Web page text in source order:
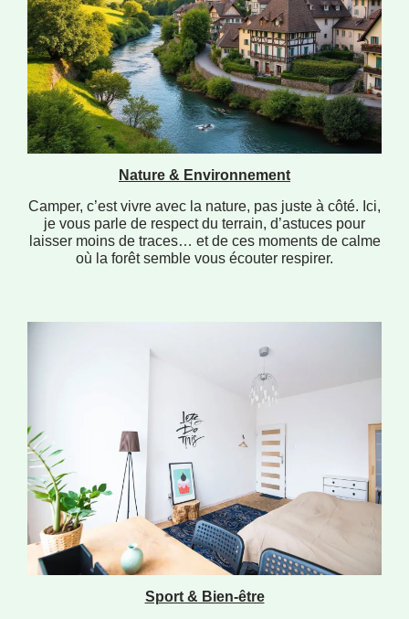
Nature & Environnement
Camper, c’est vivre avec la nature, pas juste à côté. Ici,
je vous parle de respect du terrain, d’astuces pour
laisser moins de traces… et de ces moments de calme
où la forêt semble vous écouter respirer.
Sport & Bien-être